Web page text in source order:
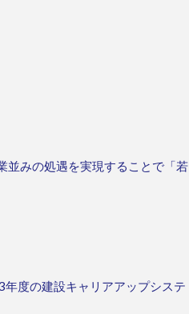
並みの処遇を実現することで「若
度の建設キャリアアップシステ